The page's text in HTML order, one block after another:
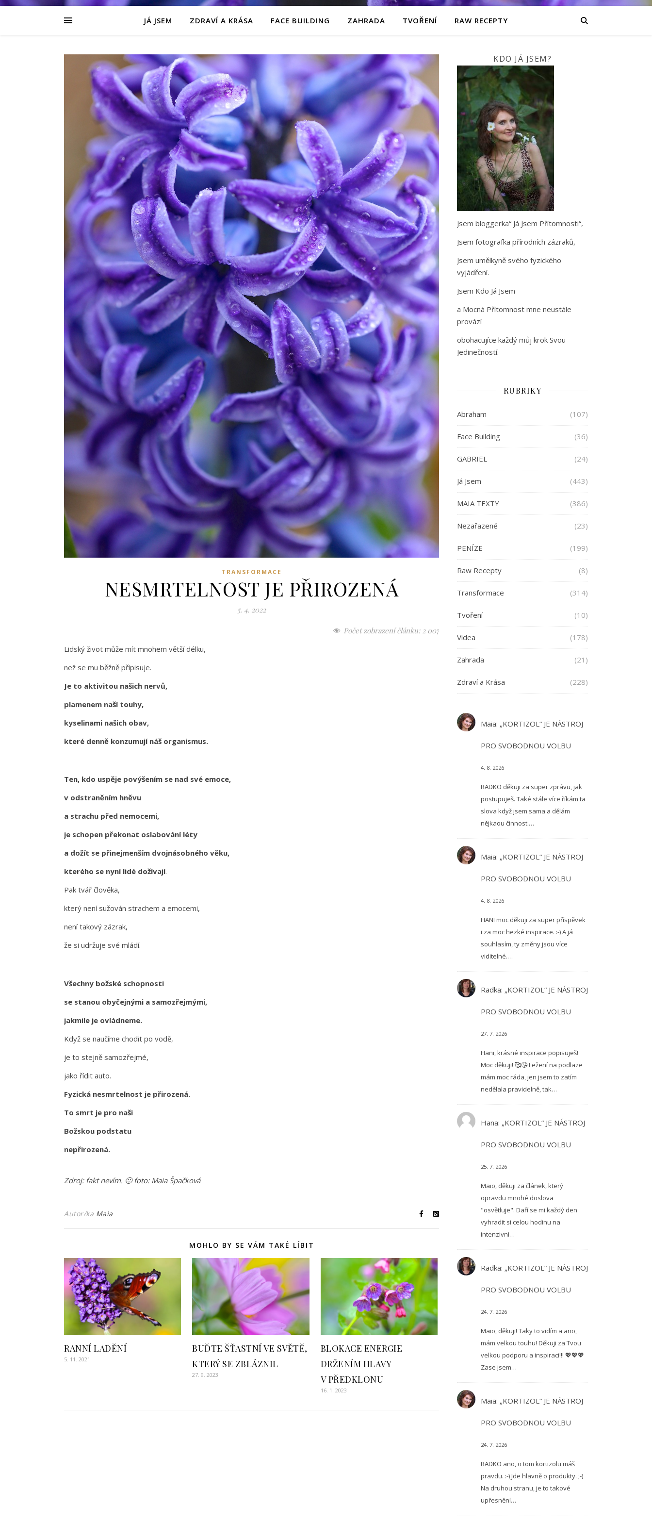
JÁ JSEM ZDRAVÍ A KRÁSA FACE BUILDING ZAHRADA TVOŘENÍ RAW RECEPTY
TRANSFORMACE
NESMRTELNOST JE PŘIROZENÁ
5. 4. 2022
Počet zobrazení článku: 2 007
Lidský život může mít mnohem větší délku,
než se mu běžně připisuje.
Je to aktivitou našich nervů,
plamenem naší touhy,
kyselinami našich obav,
které denně konzumují náš organismus.
Ten, kdo uspěje povýšením se nad své emoce,
v odstraněním hněvu
a strachu před nemocemi,
je schopen překonat oslabování léty
a dožít se přinejmenším dvojnásobného věku,
kterého se nyní lidé dožívají.
Pak tvář člověka,
který není sužován strachem a emocemi,
není takový zázrak,
že si udržuje své mládí.
Všechny božské schopnosti
se stanou obyčejnými a samozřejmými,
jakmile je ovládneme.
Když se naučíme chodit po vodě,
je to stejně samozřejmé,
jako řídit auto.
Fyzická nesmrtelnost je přirozená.
To smrt je pro naši
Božskou podstatu
nepřirozená.
Zdroj: fakt nevím. 🙂 foto: Maia Špačková
Autor/ka Maia
MOHLO BY SE VÁM TAKÉ LÍBIT
RANNÍ LADĚNÍ
5. 11. 2021
BUĎTE ŠŤASTNÍ VE SVĚTĚ,
KTERÝ SE ZBLÁZNIL
27. 9. 2023
BLOKACE ENERGIE
DRŽENÍM HLAVY
V PŘEDKLONU
16. 1. 2023
KDO JÁ JSEM?
Jsem bloggerka“ Já Jsem Přítomnosti“,
Jsem fotografka přírodních zázraků,
Jsem umělkyně svého fyzického
vyjádření.
Jsem Kdo Já Jsem
a Mocná Přítomnost mne neustále
provází
obohacujíce každý můj krok Svou
Jedinečností.
RUBRIKY
Abraham (107)
Face Building (36)
GABRIEL (24)
Já Jsem (443)
MAIA TEXTY (386)
Nezařazené (23)
PENÍZE (199)
Raw Recepty (8)
Transformace (314)
Tvoření (10)
Videa (178)
Zahrada (21)
Zdraví a Krása (228)
Maia: „KORTIZOL“ JE NÁSTROJ
PRO SVOBODNOU VOLBU
4. 8. 2026
RADKO děkuji za super zprávu, jak
postupuješ. Také stále více říkám ta
slova když jsem sama a dělám
nějkaou činnost.…
Maia: „KORTIZOL“ JE NÁSTROJ
PRO SVOBODNOU VOLBU
4. 8. 2026
HANI moc děkuji za super příspěvek
i za moc hezké inspirace. :-) A já
souhlasím, ty změny jsou více
viditelné.…
Radka: „KORTIZOL“ JE NÁSTROJ
PRO SVOBODNOU VOLBU
27. 7. 2026
Hani, krásné inspirace popisuješ!
Moc děkuji! 🥰😘 Ležení na podlaze
mám moc ráda, jen jsem to zatím
nedělala pravidelně, tak…
Hana: „KORTIZOL“ JE NÁSTROJ
PRO SVOBODNOU VOLBU
25. 7. 2026
Maio, děkuji za článek, který
opravdu mnohé doslova
"osvětluje". Daří se mi každý den
vyhradit si celou hodinu na
intenzivní…
Radka: „KORTIZOL“ JE NÁSTROJ
PRO SVOBODNOU VOLBU
24. 7. 2026
Maio, děkuji! Taky to vidím a ano,
mám velkou touhu! Děkuji za Tvou
velkou podporu a inspiraci!!! 💖💖💖
Zase jsem…
Maia: „KORTIZOL“ JE NÁSTROJ
PRO SVOBODNOU VOLBU
24. 7. 2026
RADKO ano, o tom kortizolu máš
pravdu. :-) Jde hlavně o produkty. ;-)
Na druhou stranu, je to takové
upřesnění…